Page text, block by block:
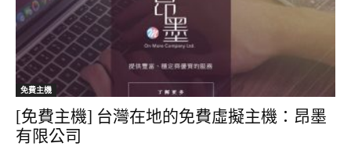
免費主機
[免費主機] 台灣在地的免費虛擬主機：昂墨
有限公司